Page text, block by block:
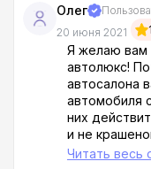
Олег
20 июня 2021
1
Я желаю вам
автолюкс!
автосалона
автомобиля
них
и не
автомобиля
Читать весь